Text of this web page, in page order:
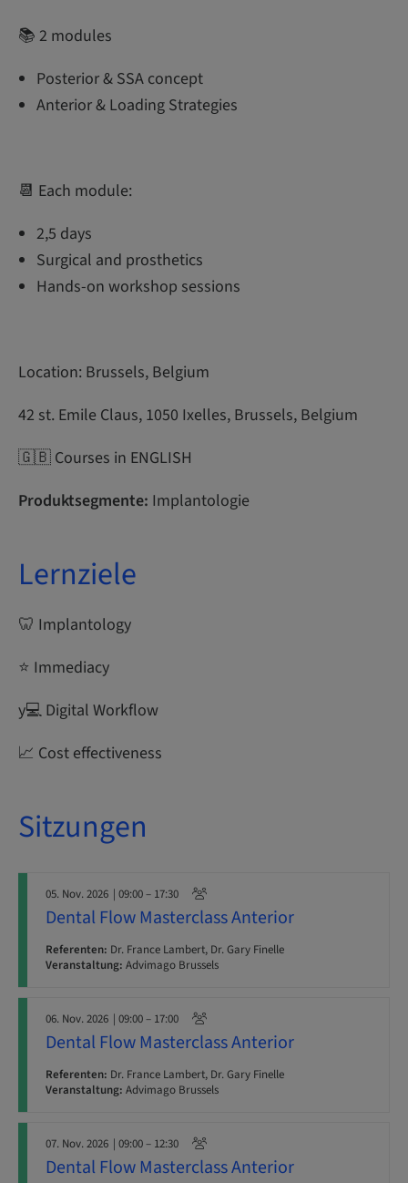
📚 2 modules
Posterior & SSA concept
Anterior & Loading Strategies
📆 Each module:
2,5 days
Surgical and prosthetics
Hands-on workshop sessions
Location: Brussels, Belgium
42 st. Emile Claus, 1050 Ixelles, Brussels, Belgium
🇬🇧 Courses in ENGLISH
Produktsegmente: Implantologie
Lernziele
🦷 Implantology
⭐ Immediacy
y‍💻 Digital Workflow
📈 Cost effectiveness
Sitzungen
05. Nov. 2026 | 09:00 – 17:30
Dental Flow Masterclass Anterior
Referenten: Dr. France Lambert, Dr. Gary Finelle
Veranstaltung: Advimago Brussels
06. Nov. 2026 | 09:00 – 17:00
Dental Flow Masterclass Anterior
Referenten: Dr. France Lambert, Dr. Gary Finelle
Veranstaltung: Advimago Brussels
07. Nov. 2026 | 09:00 – 12:30
Dental Flow Masterclass Anterior